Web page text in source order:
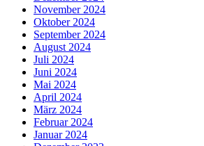
November 2024
Oktober 2024
September 2024
August 2024
Juli 2024
Juni 2024
Mai 2024
April 2024
März 2024
Februar 2024
Januar 2024